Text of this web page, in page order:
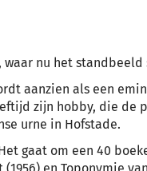
waar nu het standbeeld
aanzien als een
zijn hobby, die de
urne in Hofstade.
gaat om een 40